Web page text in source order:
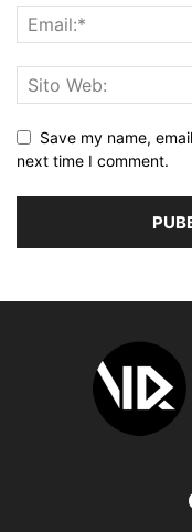
Save my name,
next time I comment.